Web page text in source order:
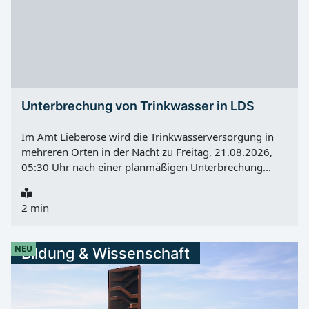
Unterbrechung von Trinkwasser in LDS
Im Amt Lieberose wird die Trinkwasserversorgung in
mehreren Orten in der Nacht zu Freitag, 21.08.2026,
05:30 Uhr nach einer planmäßigen Unterbrechung
Donnerstag, 20.08.2026, 22:30 Uhr und dauert bis
Freitag, 21.08.2026, 05:30 Uhr . Betroffen sind
Klein Leine, Wußwerk, Alt Zauche, Burglehn und
Briesensee . Nach Angaben der LWG betrifft die
Maßnahme rund 3.000 Bürger . Wartung an der
Druckerhöhungsstation Grund für die Unterbrechung
ist die Erneuerung von Armaturen an der
2 min
Bildung & Wissenschaft
NEU